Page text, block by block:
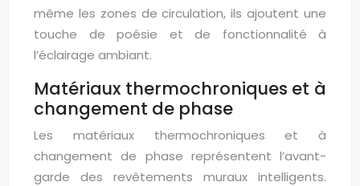
même les zones de circulation, ils ajoutent une
touche de poésie et de fonctionnalité à
l’éclairage ambiant.
Matériaux thermochroniques et à
changement de phase
Les matériaux thermochroniques et à
changement de phase représentent l’avant-
garde des revêtements muraux intelligents.